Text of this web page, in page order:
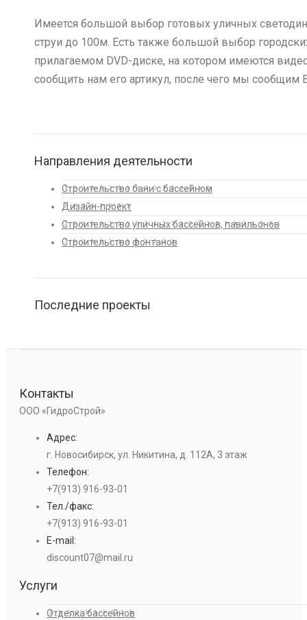
Имеется большой выбор готовых уличных
струи до 100м. Есть также большой выбор
прилагаемом DVD-диске, на котором имеются
сообщить нам его артикул, после чего мы сообщим
Направления деятельности
Строительство бани с бассейном
Дизайн-проект
Строительство уличных бассейнов, павильонов
Строительство фонтанов
Последние проекты
Контакты
ООО «ГидроСтрой»
Адрес:
г. Новосибирск, ул. Никитина, д. 112А, 3 этаж
Телефон:
+7(913) 916-93-01
Тел./факс:
+7(913) 916-93-01
E-mail:
discount07@mail.ru
Услуги
Отделка бассейнов